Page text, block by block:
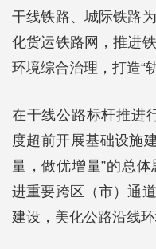
干线铁路、城际铁路
化货运铁路网，推进
环境综合治理，打造“
在干线公路标杆推进
度超前开展基础设施
量，做优增量”的总
进重要跨区（市）通
建设，美化公路沿线